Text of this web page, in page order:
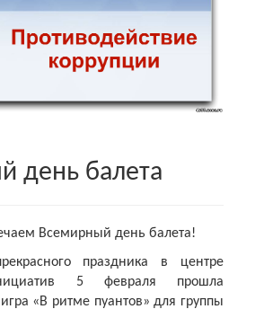
день балета
Всемирный день балета!
праздника в центре
5 февраля прошла
«В ритме пуантов» для группы